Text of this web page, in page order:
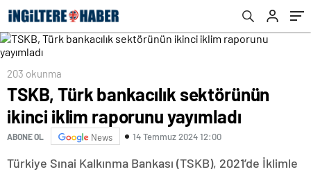
203 okunma
TSKB, Türk bankacılık sektörünün
ikinci iklim raporunu yayımladı
ABONE OL News 14 Temmuz 2024 12:00
Türkiye Sınai Kalkınma Bankası (TSKB), 2021’de İklimle